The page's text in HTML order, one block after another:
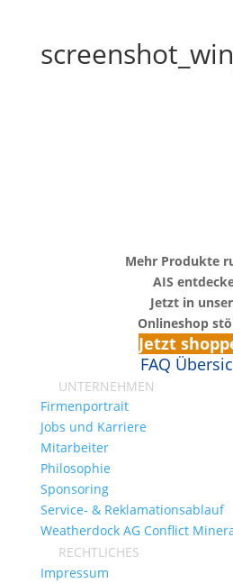
Mehr Produkte
AIS
Jetzt in
Onlineshop
Jetzt
FAQ
UNTERNEHMEN
Firmenportrait
Jobs und Karriere
Mitarbeiter
Philosophie
Sponsoring
Service- & Reklamationsablauf
Weatherdock AG Conflict
RECHTLICHES
Impressum